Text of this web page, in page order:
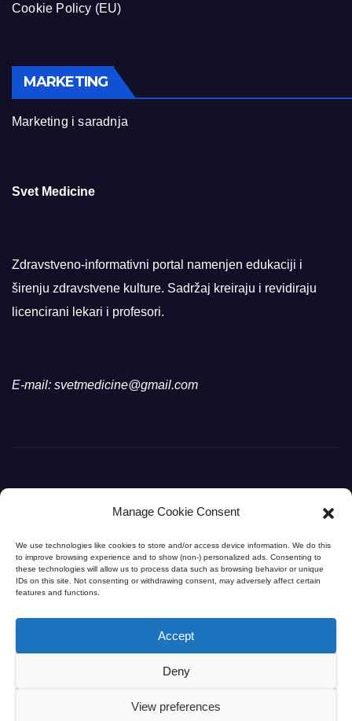
Manage Cookie Consent
We use technologies like cookies to store and/or access device information. We do this
to improve browsing experience and to show (non-) personalized ads. Consenting to
these technologies will allow us to process data such as browsing behavior or unique
IDs on this site. Not consenting or withdrawing consent, may adversely affect certain
features and functions.
Accept
Deny
View preferences
Cookie Policy (EU)
MARKETING
Marketing i saradnja
Svet Medicine
Zdravstveno-informativni portal namenjen edukaciji i
širenju zdravstvene kulture. Sadržaj kreiraju i revidiraju
licencirani lekari i profesori.
E-mail: svetmedicine@gmail.com
Svet Medicine
Svet Medicine na dlanu
. Sva prava zadržana. |
– Specijalista opšte hirurgije (HPB)